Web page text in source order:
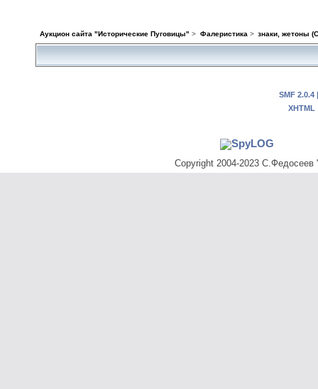
Аукцион сайта "Исторические Пуговицы" > Фалеристика> знаки, жетоны
SMF 2.0.4
XHTML
Copyright 2004-2023 С.Федосеев